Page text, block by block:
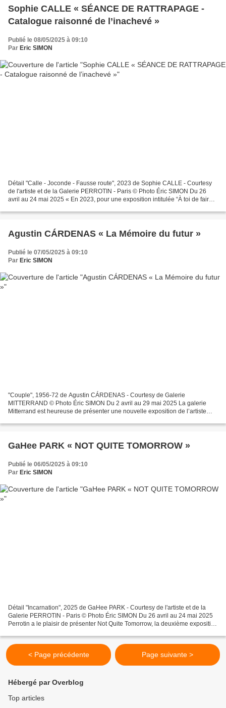
Sophie CALLE « SÉANCE DE RATTRAPAGE -
Catalogue raisonné de l’inachevé »
Publié le 08/05/2025 à 09:10
Par Eric SIMON
Détail "Calle - Joconde - Fausse route", 2023 de Sophie CALLE - Courtesy
de l'artiste et de la Galerie PERROTIN - Paris © Photo Éric SIMON Du 26
avril au 24 mai 2025 « En 2023, pour une exposition intitulée “À toi de faire,
Agustin CÁRDENAS « La Mémoire du futur »
Publié le 07/05/2025 à 09:10
Par Eric SIMON
"Couple", 1956-72 de Agustin CÁRDENAS - Courtesy de Galerie
MITTERRAND © Photo Éric SIMON Du 2 avril au 29 mai 2025 La galerie
Mitterrand est heureuse de présenter une nouvelle exposition de l’artiste
GaHee PARK « NOT QUITE TOMORROW »
Publié le 06/05/2025 à 09:10
Par Eric SIMON
Détail "Incarnation", 2025 de GaHee PARK - Courtesy de l'artiste et de la
Galerie PERROTIN - Paris © Photo Éric SIMON Du 26 avril au 24 mai 2025
Perrotin a le plaisir de présenter Not Quite Tomorrow, la deuxième exposition
< Page précédente Page suivante >
Hébergé par Overblog
Top articles